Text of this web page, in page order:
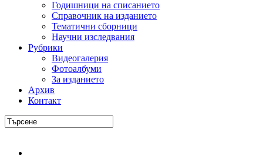
Годишници на списанието
Справочник на изданието
Тематични сборници
Научни изследвания
Рубрики
Видеогалерия
Фотоалбуми
За изданието
Архив
Контакт